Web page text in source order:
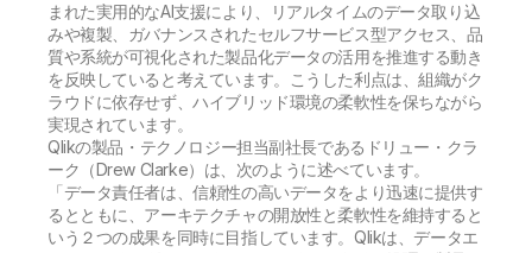
まれた実用的なAI支援により、リアルタイムのデータ取り込
みや複製、ガバナンスされたセルフサービス型アクセス、品
質や系統が可視化された製品化データの活用を推進する動き
を反映していると考えています。こうした利点は、組織がク
ラウドに依存せず、ハイブリッド環境の柔軟性を保ちながら
実現されています。
Qlikの製品・テクノロジー担当副社長であるドリュー・クラ
ーク（Drew Clarke）は、次のように述べています。
「データ責任者は、信頼性の高いデータをより迅速に提供す
るとともに、アーキテクチャの開放性と柔軟性を維持すると
いう２つの成果を同時に目指しています。Qlikは、データエ